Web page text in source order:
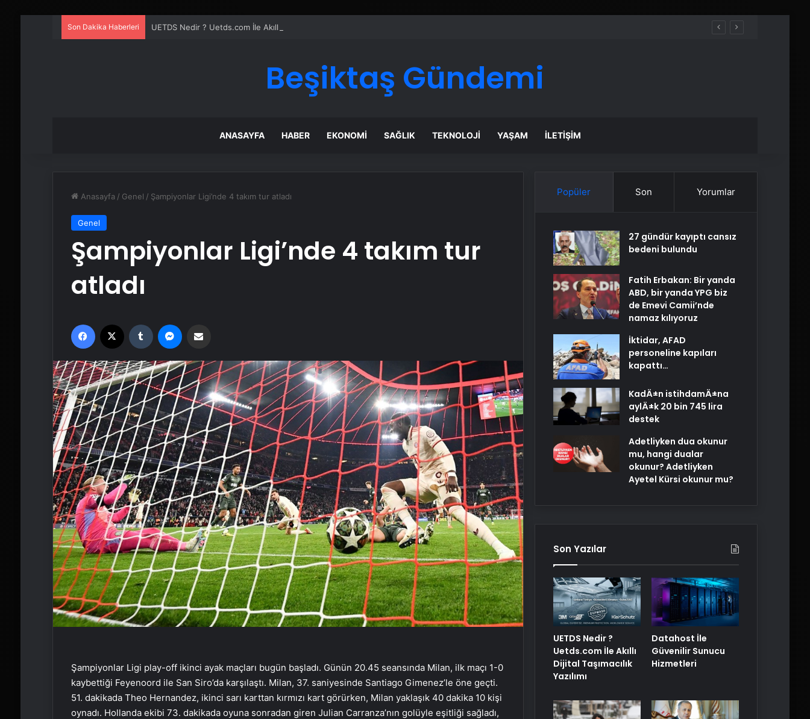
Son Dakika Haberleri UETDS Nedir ? Uetds.com İle Akıllı Dijital Taşımacılık Yazılımı
Beşiktaş Gündemi
ANASAYFA HABER EKONOMI SAĞLIK TEKNOLOJI YAŞAM İLETIŞIM
Anasayfa / Genel / Şampiyonlar Ligi’nde 4 takım tur atladı
Genel
Şampiyonlar Ligi’nde 4 takım tur
atladı
Facebook Tumblr
Şampiyonlar Ligi play-off ikinci ayak maçları bugün başladı. Günün 20.45 seansında Milan, ilk maçı 1-0
kaybettiği Feyenoord ile San Siro’da karşılaştı. Milan, 37. saniyesinde Santiago Gimenez’le öne geçti.
51. dakikada Theo Hernandez, ikinci sarı karttan kırmızı kart görürken, Milan yaklaşık 40 dakika 10 kişi
oynadı. Hollanda ekibi 73. dakikada oyuna sonradan giren Julian Carranza’nın golüyle eşitliği sağladı,
Popüler Son Yorumlar
27 gündür kayıptı cansız
bedeni bulundu
Fatih Erbakan: Bir yanda
ABD, bir yanda YPG biz
de Emevi Camii’nde
namaz kılıyoruz
İktidar, AFAD
personeline kapıları
kapattı…
KadÄ±n istihdamÄ±na
aylÄ±k 20 bin 745 lira
destek
Adetliyken dua okunur
mu, hangi dualar
okunur? Adetliyken
Ayetel Kürsi okunur mu?
Son Yazılar
UETDS Nedir ?
Uetds.com İle Akıllı
Dijital Taşımacılık
Yazılımı
Datahost İle
Güvenilir Sunucu
Hizmetleri